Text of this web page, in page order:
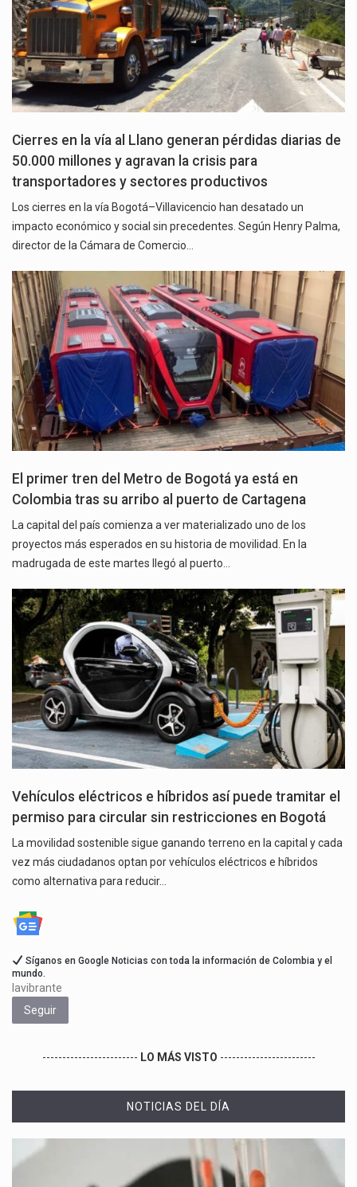
Cierres en la vía al Llano generan pérdidas diarias de
50.000 millones y agravan la crisis para
transportadores y sectores productivos
Los cierres en la vía Bogotá–Villavicencio han desatado un
impacto económico y social sin precedentes. Según Henry Palma,
director de la Cámara de Comercio…
El primer tren del Metro de Bogotá ya está en
Colombia tras su arribo al puerto de Cartagena
La capital del país comienza a ver materializado uno de los
proyectos más esperados en su historia de movilidad. En la
madrugada de este martes llegó al puerto…
Vehículos eléctricos e híbridos así puede tramitar el
permiso para circular sin restricciones en Bogotá
La movilidad sostenible sigue ganando terreno en la capital y cada
vez más ciudadanos optan por vehículos eléctricos e híbridos
como alternativa para reducir…
Síganos en Google Noticias con toda la información de Colombia y el
mundo.
lavibrante
Seguir
------------------------ LO MÁS VISTO ------------------------
NOTICIAS DEL DÍA